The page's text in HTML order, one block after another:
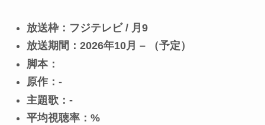
放送枠：フジテレビ / 月9
放送期間：2026年10月 – （予定）
脚本：
原作：-
主題歌：-
平均視聴率：%